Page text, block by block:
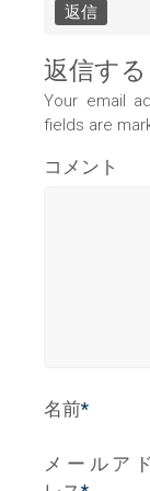
返信
返信する
Your email
fields are
コメント
名前*
メールアド